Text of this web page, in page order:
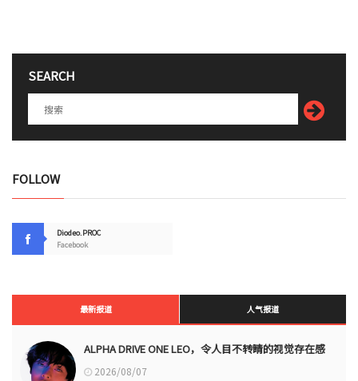
SEARCH
FOLLOW
Diodeo.PROC
Facebook
最新报道 人气报道
ALPHA DRIVE ONE LEO，令人目不转睛的视觉存在感
2026/08/07